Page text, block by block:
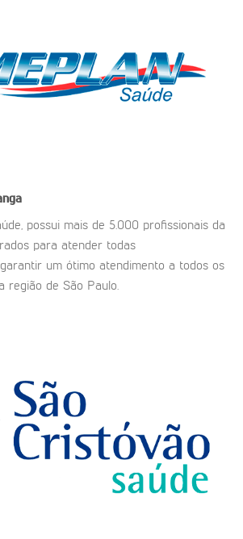
possui mais de 5.000 profissionais da
para atender todas
um ótimo atendimento a todos os
região de São Paulo.